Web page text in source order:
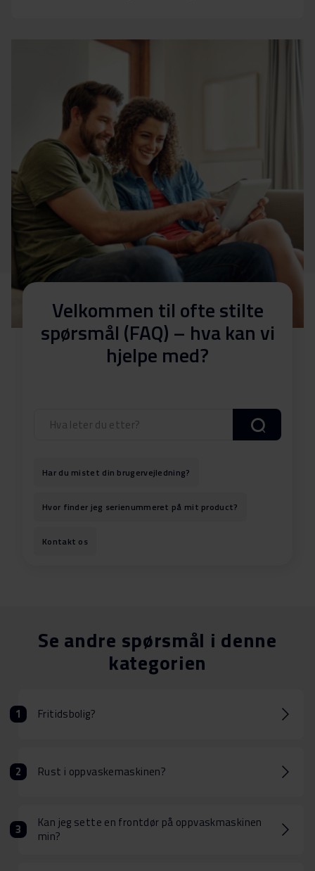
Velkommen til ofte stilte
spørsmål (FAQ) – hva kan vi
hjelpe med?
Har du mistet din brugervejledning?
Hvor finder jeg serienummeret på mit product?
Kontakt os
Se andre spørsmål i denne
kategorien
Fritidsbolig?
Rust i oppvaskemaskinen?
Kan jeg sette en frontdør på oppvaskmaskinen
min?